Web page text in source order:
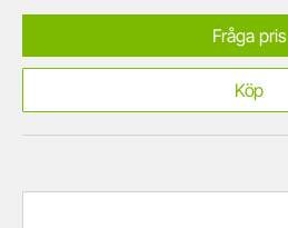
Fråga pris
Köp